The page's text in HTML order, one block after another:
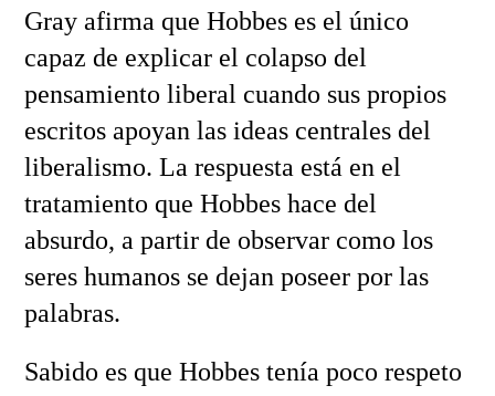
Gray afirma que Hobbes es el único
capaz de explicar el colapso del
pensamiento liberal cuando sus propios
escritos apoyan las ideas centrales del
liberalismo. La respuesta está en el
tratamiento que Hobbes hace del
absurdo, a partir de observar como los
seres humanos se dejan poseer por las
palabras.
Sabido es que Hobbes tenía poco respeto